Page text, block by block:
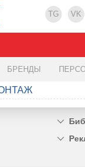
TG VK
БРЕНДЫ